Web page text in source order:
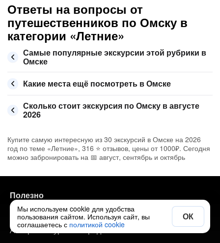
Ответы на вопросы от
путешественников по Омску в
категории «Летние»
Самые популярные экскурсии этой рубрики в
Омске
Какие места ещё посмотреть в Омске
Сколько стоит экскурсия по Омску в августе
2026
Купите самую интересную из 30 экскурсий в Омске на 2026
год по теме «Летние», 316 ⭐ отзывов, цены от 1000₽. Сегодня
можно забронировать на 📅 август, сентябрь и октябрь
Полезно
Экскурсии по городам
Авторские туры по городам
Мы используем cookie для удобства
пользования сайтом. Используя сайт, вы
соглашаетесь с политикой cookie
ОК